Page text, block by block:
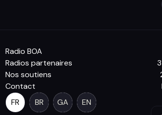
Radio BOA
Radios partenaires
Nos soutiens
Contact
FR
BR GA EN